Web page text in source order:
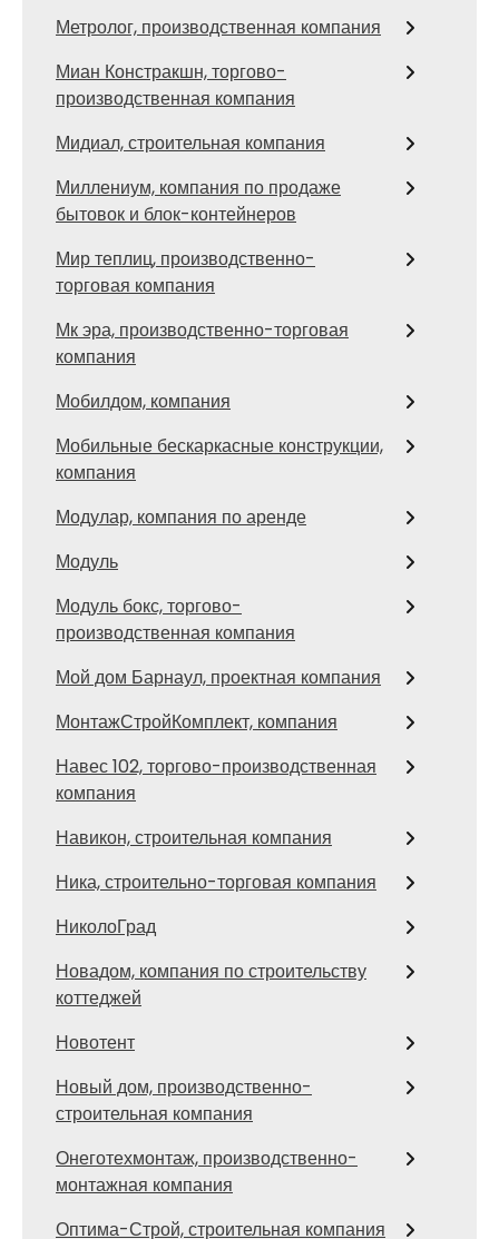
Метролог, производственная компания
Миан Констракшн, торгово-
производственная компания
Мидиал, строительная компания
Миллениум, компания по продаже
бытовок и блок-контейнеров
Мир теплиц, производственно-
торговая компания
Мк эра, производственно-торговая
компания
Мобилдом, компания
Мобильные бескаркасные конструкции,
компания
Модулар, компания по аренде
Модуль
Модуль бокс, торгово-
производственная компания
Мой дом Барнаул, проектная компания
МонтажСтройКомплект, компания
Навес 102, торгово-производственная
компания
Навикон, строительная компания
Ника, строительно-торговая компания
НиколоГрад
Новадом, компания по строительству
коттеджей
Новотент
Новый дом, производственно-
строительная компания
Онеготехмонтаж, производственно-
монтажная компания
Оптима-Строй, строительная компания